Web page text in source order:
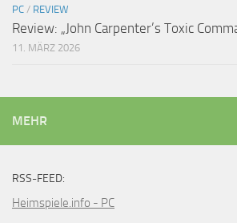
PC / REVIEW
Review: „John Carpenter’s Toxic
11. MÄRZ 2026
MEHR
RSS-FEED:
Heimspiele.info - PC